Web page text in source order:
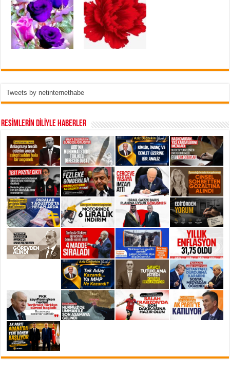
Tweets by netinternethabe
RESİMLERİN DİLİYLE HABERLER